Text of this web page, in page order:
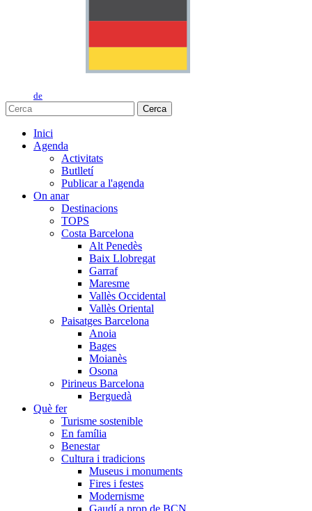
de
Cerca
Inici
Agenda
Activitats
Butlletí
Publicar a l'agenda
On anar
Destinacions
TOPS
Costa Barcelona
Alt Penedès
Baix Llobregat
Garraf
Maresme
Vallès Occidental
Vallès Oriental
Paisatges Barcelona
Anoia
Bages
Moianès
Osona
Pirineus Barcelona
Berguedà
Què fer
Turisme sostenible
En família
Benestar
Cultura i tradicions
Museus i monuments
Fires i festes
Modernisme
Gaudí a prop de BCN